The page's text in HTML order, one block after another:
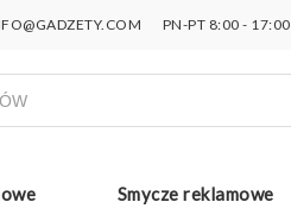
PN-PT 8:00 - 17:00
Smycze reklamowe